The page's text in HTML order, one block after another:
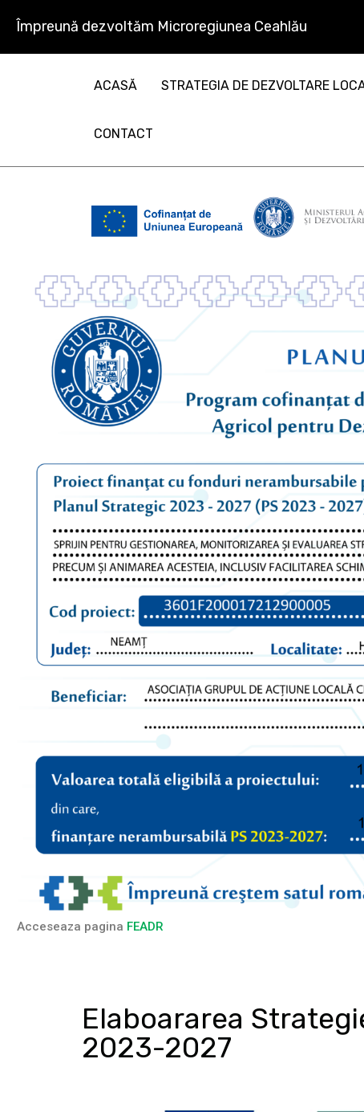
Împreună dezvoltăm Microregiunea Ceahlău
ACASĂ STRATEGIA DE DEZVOLTARE
CONTACT
Acceseaza pagina FEADR
Elaboararea
2023-2027